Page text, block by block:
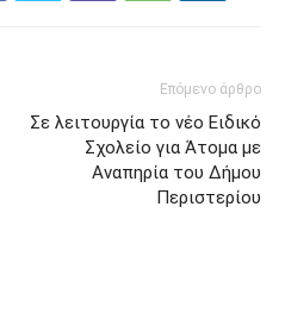
Επόμενο άρθρο
Σε λειτουργία το νέο Ειδικό
Σχολείο για Άτομα με
Αναπηρία του Δήμου
Περιστερίου